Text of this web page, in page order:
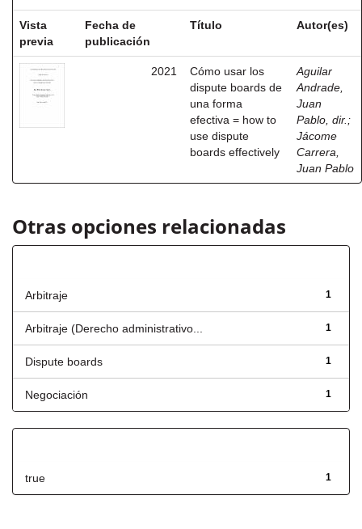
Vista
previa
Fecha de
publicación
Título Autor(es)
2021
Cómo usar los
dispute boards de
una forma
efectiva = how to
use dispute
boards effectively
Aguilar
Andrade,
Juan
Pablo, dir. ;
Jácome
Carrera,
Juan Pablo
Otras opciones relacionadas
1
Arbitraje
1
Arbitraje (Derecho administrativo...
1
Dispute boards
1
Negociación
1
true